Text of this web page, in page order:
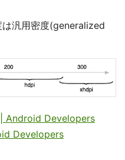
は汎用密度(generalized
Android Developers
Developers